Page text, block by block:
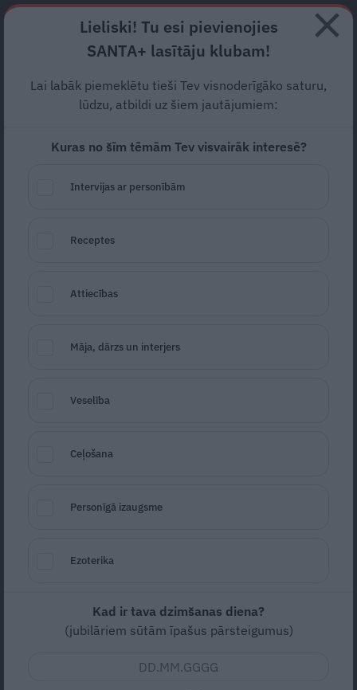
Abonē
No mantotā zelta lombardā līdz saviem
biznesiem. Investore Baiba Blāķe par
Misija – perfekts atvaļinājums. Kāpēc
atpūsties ir grūtāk nekā strādāt?
Lieliski! Tu esi pievienojies
SANTA+ lasītāju klubam!
Lai labāk piemeklētu tieši Tev visnoderīgāko saturu,
lūdzu, atbildi uz šiem jautājumiem:
Kuras no šīm tēmām Tev visvairāk interesē?
Intervijas ar personībām
Receptes
Attiecības
Māja, dārzs un interjers
Veselība
Ceļošana
Personīgā izaugsme
Ezoterika
Kad ir tava dzimšanas diena?
(jubilāriem sūtām īpašus pārsteigumus)